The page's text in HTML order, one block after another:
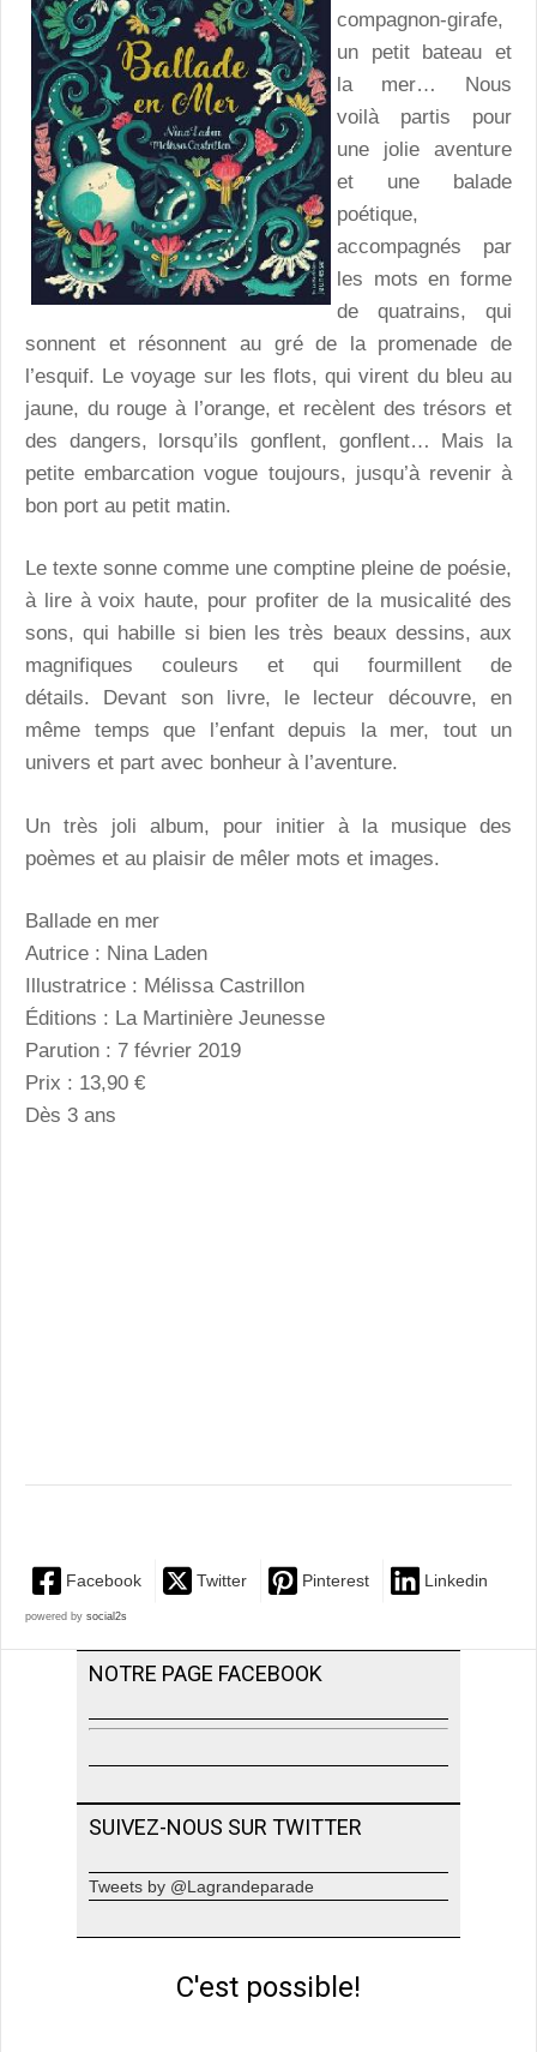
compagnon-girafe,
un petit bateau et
la mer… Nous
voilà partis pour
une jolie aventure
et une balade
poétique,
accompagnés par
les mots en forme
de quatrains, qui
sonnent et résonnent au gré de la promenade de
l’esquif. Le voyage sur les flots, qui virent du bleu au
jaune, du rouge à l’orange, et recèlent des trésors et
des dangers, lorsqu’ils gonflent, gonflent… Mais la
petite embarcation vogue toujours, jusqu’à revenir à
bon port au petit matin.
Le texte sonne comme une comptine pleine de poésie,
à lire à voix haute, pour profiter de la musicalité des
sons, qui habille si bien les très beaux dessins, aux
magnifiques couleurs et qui fourmillent de
détails. Devant son livre, le lecteur découvre, en
même temps que l’enfant depuis la mer, tout un
univers et part avec bonheur à l’aventure.
Un très joli album, pour initier à la musique des
poèmes et au plaisir de mêler mots et images.
Ballade en mer
Autrice : Nina Laden
Illustratrice : Mélissa Castrillon
Éditions : La Martinière Jeunesse
Parution : 7 février 2019
Prix : 13,90 €
Dès 3 ans
Facebook Twitter Pinterest Linkedin
powered by social2s
NOTRE PAGE FACEBOOK
SUIVEZ-NOUS SUR TWITTER
Tweets by @Lagrandeparade
C'est possible!